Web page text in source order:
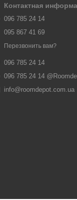
Контактная
096 785 24 14
095 867 41 69
Перезвонить вам?
096 785 24 14
096 785 24 14
info@roomdepot.com.ua